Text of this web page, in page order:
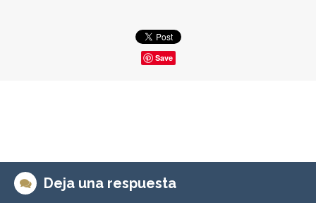
Save
Deja una respuesta